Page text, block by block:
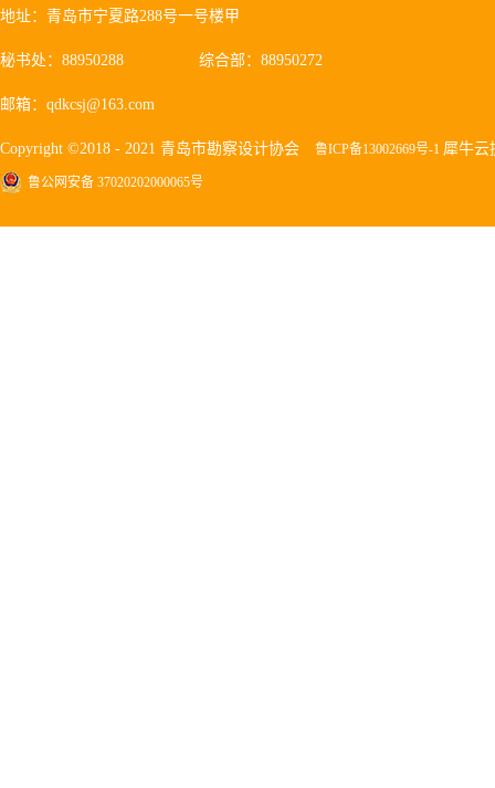
地址：青岛市宁夏路288号一号楼甲
秘书处：88950288 综合部：88950272
邮箱：qdkcsj@163.com
Copyright ©2018 - 2021 青岛市勘察设计协会 鲁ICP备13002669号-1 犀牛云
鲁公网安备 37020202000065号